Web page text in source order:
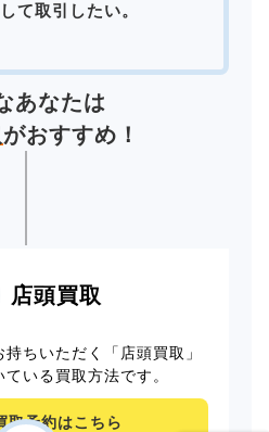
て取引したい。
あなたは
がおすすめ！
店頭買取
ちいただく「店頭買取」
いる買取方法です。
取予約はこちら